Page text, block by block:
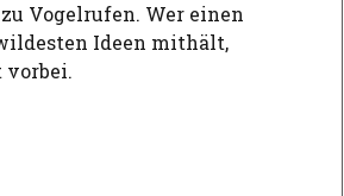
Vogelrufen. Wer einen
Ideen mithält,
vorbei.